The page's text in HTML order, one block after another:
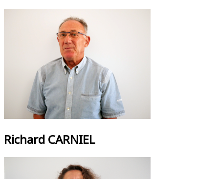
Richard CARNIEL